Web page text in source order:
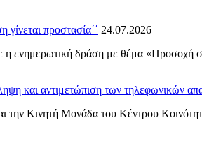
προστασία΄΄ 24.07.2026
η ενημερωτική δράση με θέμα
και αντιμετώπιση των τηλεφωνικών
Κινητή Μονάδα του Κέντρου